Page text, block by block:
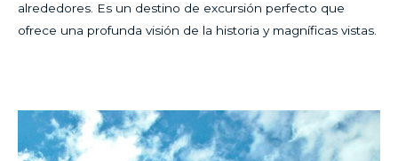
alrededores. Es un destino de excursión perfecto que
ofrece una profunda visión de la historia y magníficas vistas.